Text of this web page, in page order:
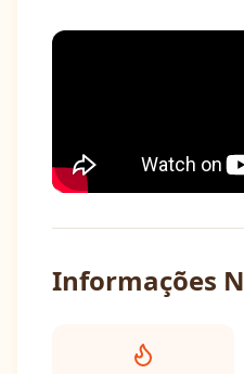
Informações